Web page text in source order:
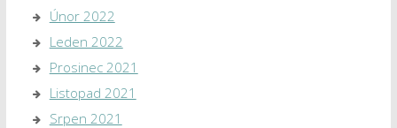
Únor 2022
Leden 2022
Prosinec 2021
Listopad 2021
Srpen 2021